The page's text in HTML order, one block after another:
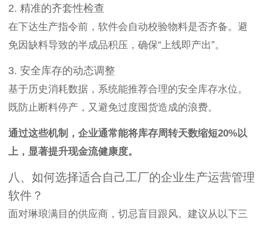
2. 精准的齐套性检查
在下达生产指令前，软件会自动校验物料是否齐备。避
免因缺料导致的半成品积压，确保“上线即产出”。
3. 安全库存的动态调整
基于历史消耗数据，系统能推荐合理的安全库存水位。
既防止断料停产，又避免过度囤货造成的浪费。
通过这些机制，企业通常能将库存周转天数缩短20%以
上，显著提升现金流健康度。
八、如何选择适合自己工厂的企业生产运营管理
软件？
面对琳琅满目的供应商，切忌盲目跟风。建议从以下三